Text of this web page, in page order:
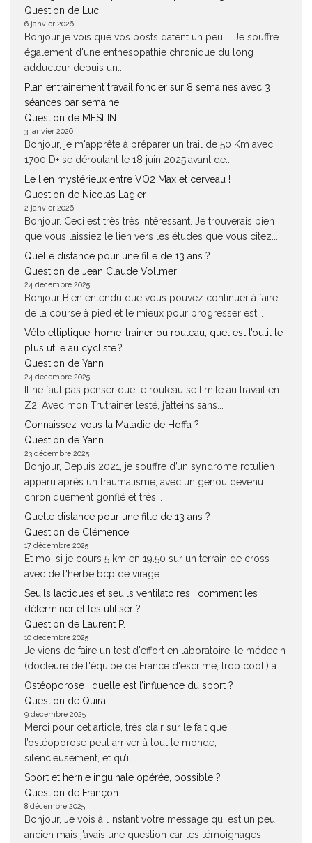
Question de Luc
6 janvier 2026
Bonjour je vois que vos posts datent un peu.... Je souffre
également d'une enthesopathie chronique du long
adducteur depuis un...
Plan entrainement travail foncier sur 8 semaines avec 3
séances par semaine
Question de MESLIN
3 janvier 2026
Bonjour, je m'apprête à préparer un trail de 50 Km avec
1700 D+ se déroulant le 18 juin 2025,avant de...
Le lien mystérieux entre VO2 Max et cerveau !
Question de Nicolas Lagier
2 janvier 2026
Bonjour. Ceci est très très intéressant. Je trouverais bien
que vous laissiez le lien vers les études que vous citez....
Quelle distance pour une fille de 13 ans ?
Question de Jean Claude Vollmer
24 décembre 2025
Bonjour Bien entendu que vous pouvez continuer à faire
de la course à pied et le mieux pour progresser est...
Vélo elliptique, home-trainer ou rouleau, quel est l’outil le
plus utile au cycliste ?
Question de Yann
24 décembre 2025
Il ne faut pas penser que le rouleau se limite au travail en
Z2. Avec mon Trutrainer lesté, j’atteins sans...
Connaissez-vous la Maladie de Hoffa ?
Question de Yann
23 décembre 2025
Bonjour, Depuis 2021, je souffre d’un syndrome rotulien
apparu après un traumatisme, avec un genou devenu
chroniquement gonflé et très...
Quelle distance pour une fille de 13 ans ?
Question de Clémence
17 décembre 2025
Et moi si je cours 5 km en 19.50 sur un terrain de cross
avec de l'herbe bcp de virage...
Seuils lactiques et seuils ventilatoires : comment les
déterminer et les utiliser ?
Question de Laurent P.
10 décembre 2025
Je viens de faire un test d'effort en laboratoire, le médecin
(docteure de l'équipe de France d'escrime, trop cool!) à...
Ostéoporose : quelle est l’influence du sport ?
Question de Quira
9 décembre 2025
Merci pour cet article, très clair sur le fait que
l’ostéoporose peut arriver à tout le monde,
silencieusement, et qu’il...
Sport et hernie inguinale opérée, possible ?
Question de Françon
8 décembre 2025
Bonjour, Je vois à l’instant votre message qui est un peu
ancien mais j’avais une question car les témoignages